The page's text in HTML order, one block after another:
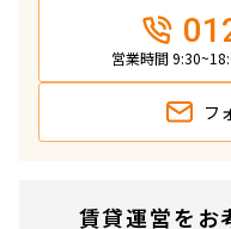
営業時間
フ
賃貸運営をお